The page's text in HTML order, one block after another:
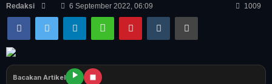
Iklan
Contact
Banten
Redaksi 6 September 2022, 06:09 1009
Bacakan Artikel